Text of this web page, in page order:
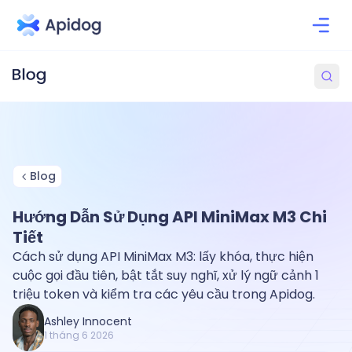
Blog
Hướng Dẫn Sử Dụng API MiniMax M3 Chi
Tiết
Cách sử dụng API MiniMax M3: lấy khóa, thực hiện
cuộc gọi đầu tiên, bật tắt suy nghĩ, xử lý ngữ cảnh 1
triệu token và kiểm tra các yêu cầu trong Apidog.
Ashley Innocent
1 tháng 6 2026